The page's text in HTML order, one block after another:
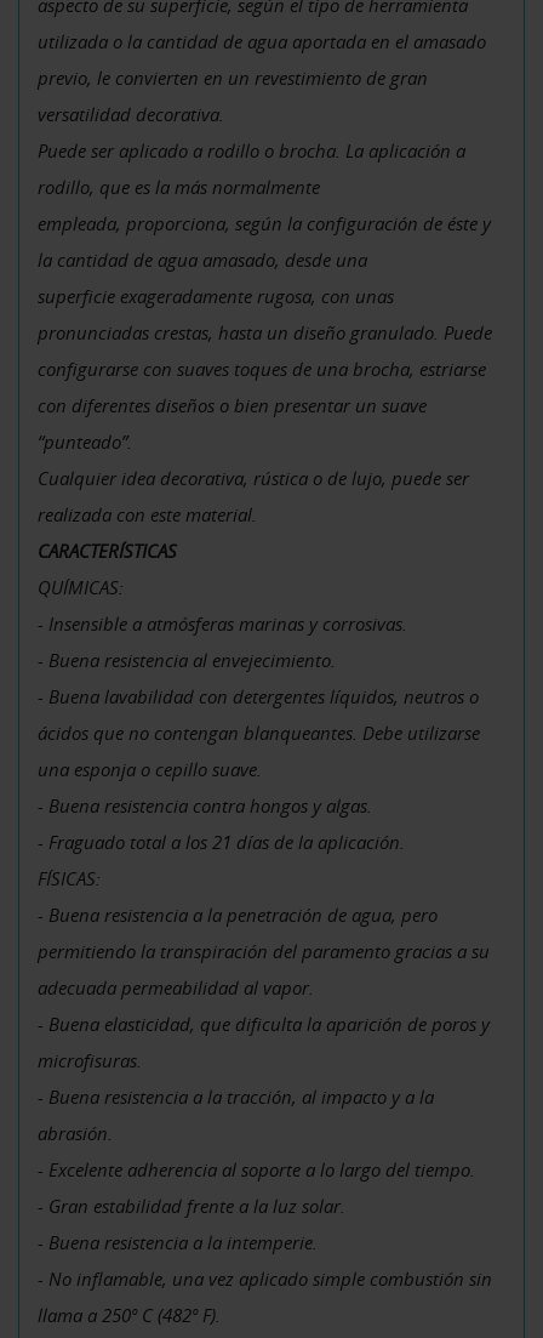
aspecto de su superficie, según el tipo de herramienta
utilizada o la cantidad de agua aportada en el amasado
previo, le convierten en un revestimiento de gran
versatilidad decorativa.
Puede ser aplicado a rodillo o brocha. La aplicación a
rodillo, que es la más normalmente
empleada, proporciona, según la configuración de éste y
la cantidad de agua amasado, desde una
superficie exageradamente rugosa, con unas
pronunciadas crestas, hasta un diseño granulado. Puede
configurarse con suaves toques de una brocha, estriarse
con diferentes diseños o bien presentar un suave
“punteado”.
Cualquier idea decorativa, rústica o de lujo, puede ser
realizada con este material.
CARACTERÍSTICAS
QUÍMICAS:
- Insensible a atmósferas marinas y corrosivas.
- Buena resistencia al envejecimiento.
- Buena lavabilidad con detergentes líquidos, neutros o
ácidos que no contengan blanqueantes. Debe utilizarse
una esponja o cepillo suave.
- Buena resistencia contra hongos y algas.
- Fraguado total a los 21 días de la aplicación.
FÍSICAS:
- Buena resistencia a la penetración de agua, pero
permitiendo la transpiración del paramento gracias a su
adecuada permeabilidad al vapor.
- Buena elasticidad, que dificulta la aparición de poros y
microfisuras.
- Buena resistencia a la tracción, al impacto y a la
abrasión.
- Excelente adherencia al soporte a lo largo del tiempo.
- Gran estabilidad frente a la luz solar.
- Buena resistencia a la intemperie.
- No inflamable, una vez aplicado simple combustión sin
llama a 250º C (482º F).